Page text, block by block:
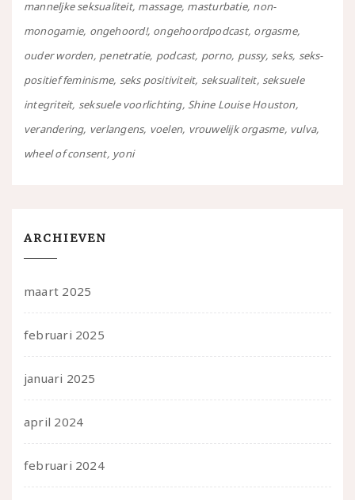
manneljke seksualiteit massage masturbatie non-
monogamie ongehoord! ongehoordpodcast orgasme
ouder worden penetratie podcast porno pussy seks seks-
positief feminisme seks positiviteit seksualiteit seksuele
integriteit seksuele voorlichting Shine Louise Houston
verandering verlangens voelen vrouwelijk orgasme vulva
wheel of consent yoni
ARCHIEVEN
maart 2025
februari 2025
januari 2025
april 2024
februari 2024